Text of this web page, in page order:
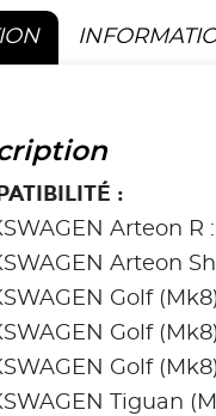
:
Arteon R
Arteon
Golf
Golf
Golf
Tiguan